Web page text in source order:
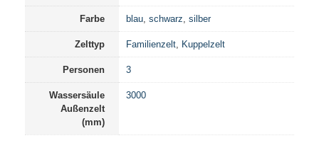
Farbe blau, schwarz, silber
Zelttyp Familienzelt, Kuppelzelt
Personen 3
Wassersäule
Außenzelt
(mm)
3000